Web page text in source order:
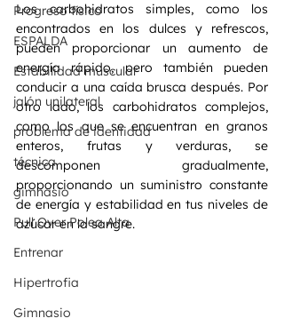
Progreso físico
ESPALDA
Estabilidad muscular
jalón unilateral
problema de identidad
técnica
gimnasio
Pull Over Polea Alta
Entrenar
Hipertrofia
Gimnasio
Los carbohidratos simples, como los
encontrados en los dulces y refrescos,
pueden proporcionar un aumento de
energía rápido, pero también pueden
conducir a una caída brusca después. Por
otro lado, los carbohidratos complejos,
como los que se encuentran en granos
enteros, frutas y verduras, se
descomponen gradualmente,
proporcionando un suministro constante
de energía y estabilidad en tus niveles de
azúcar en la sangre.